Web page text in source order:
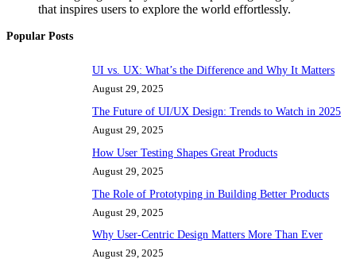
that inspires users to explore the world effortlessly.
Popular Posts
UI vs. UX: What’s the Difference and Why It Matters
August 29, 2025
The Future of UI/UX Design: Trends to Watch in 2025
August 29, 2025
How User Testing Shapes Great Products
August 29, 2025
The Role of Prototyping in Building Better Products
August 29, 2025
Why User-Centric Design Matters More Than Ever
August 29, 2025